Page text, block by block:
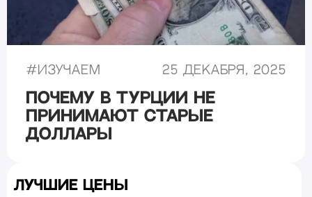
#Изучаем 25 декабря, 2025
Почему в Турции не
принимают старые
доллары
Лучшие цены